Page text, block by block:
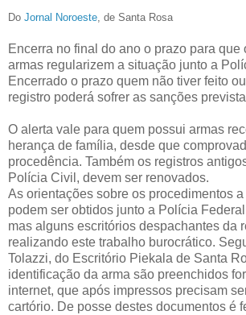
Do Jornal Noroeste, de Santa Rosa
Encerra no final do ano o prazo para que
armas regularizem a situação junto a
Encerrado o prazo quem não tiver feito
registro poderá sofrer as sanções
O alerta vale para quem possui armas
herança de família, desde que
procedência. Também os registros
Polícia Civil, devem ser renovados.
As orientações sobre os procedimentos
podem ser obtidos junto a Polícia
mas alguns escritórios despachantes da
realizando este trabalho burocrático.
Tolazzi, do Escritório Piekala de Santa
identificação da arma são preenchidos
internet, que após impressos precisam
cartório. De posse destes documentos é